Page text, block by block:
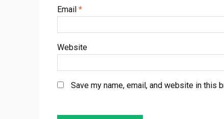
Email *
Website
Save my name, email, and website in this